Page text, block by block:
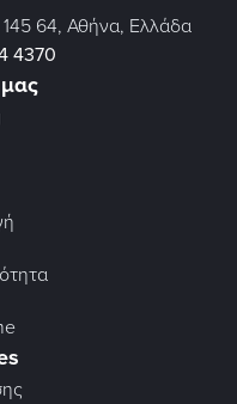
145 64, Αθήνα, Ελλάδα
4370